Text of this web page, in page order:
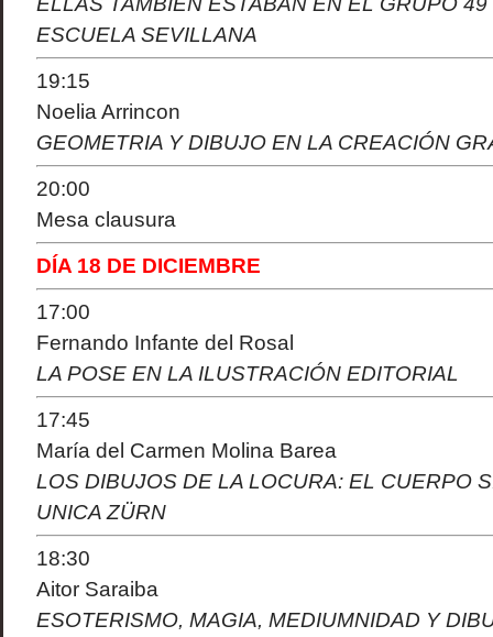
ESCUELA SEVILLANA
19:15
Noelia Arrincon
GEOMETRIA Y DIBUJO EN LA CREACIÓN
20:00
Mesa clausura
DÍA 18 DE DICIEMBRE
17:00
Fernando Infante del Rosal
LA POSE EN LA ILUSTRACIÓN EDITORIAL
17:45
María del Carmen Molina Barea
LOS DIBUJOS DE LA LOCURA: EL CUERPO
UNICA ZÜRN
18:30
Aitor Saraiba
ESOTERISMO, MAGIA, MEDIUMNIDAD Y